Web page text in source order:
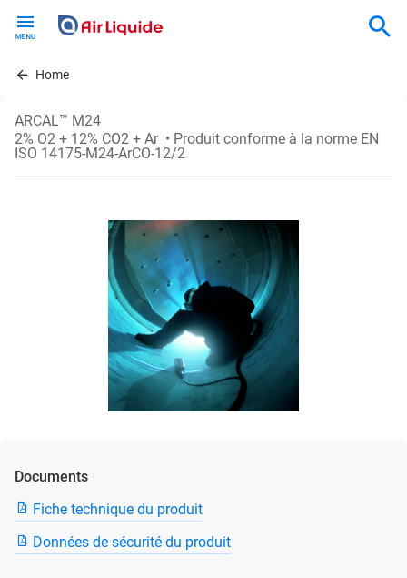
contentHome
ARCAL™ M24
2% O2 + 12% CO2 + Ar • Produit conforme à la norme EN
ISO 14175-M24-ArCO-12/2
Documents
Fiche technique du produit
Données de sécurité du produit